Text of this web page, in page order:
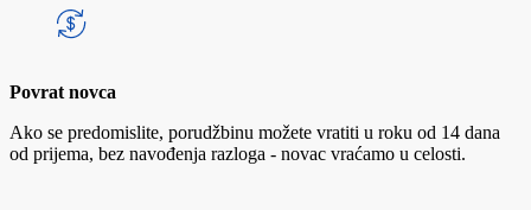
Povrat novca
Ako se predomislite, porudžbinu možete vratiti u roku od 14 dana
od prijema, bez navođenja razloga - novac vraćamo u celosti.